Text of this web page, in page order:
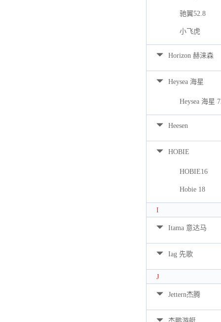
驰翼52.8
小飞虎
Horizon 赫涞森
Heysea 海星
Heysea 海星
Heesen
HOBIE
HOBIE16
Hobie 18
I
Itama 意达马
Iag 先歌
J
Jettern杰腾